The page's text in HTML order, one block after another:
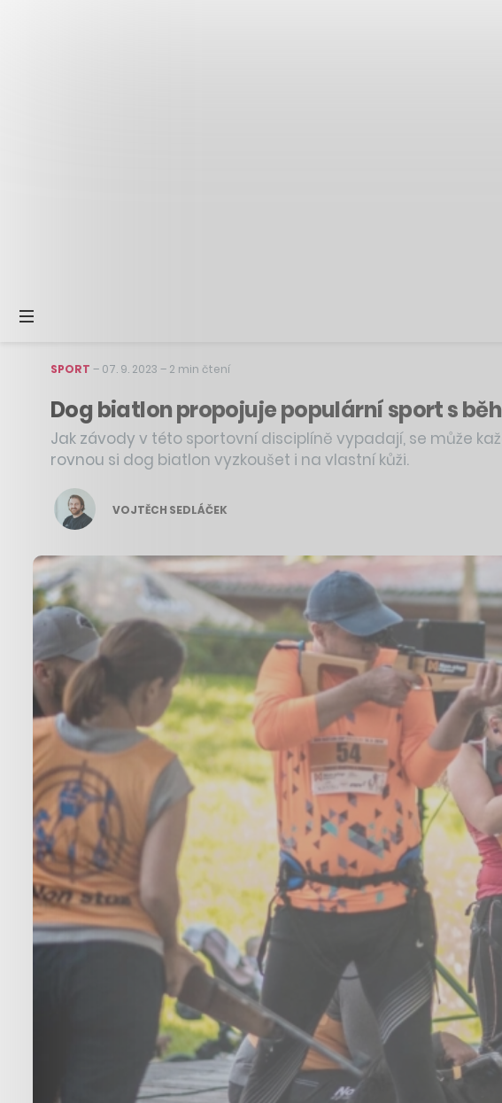
SPORT – 07. 9. 2023 – 2 min čtení
Dog biatlon propojuje populární sport s
Jak závody v této sportovní disciplíně vypadají, se může
rovnou si dog biatlon vyzkoušet i na vlastní kůži.
VOJTĚCH SEDLÁČEK